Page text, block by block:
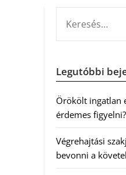
Legutóbbi
Örökölt ingatlan
érdemes figyelni?
Végrehajtási
bevonni a